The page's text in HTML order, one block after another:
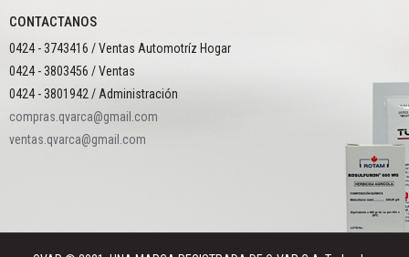
CONTACTANOS
0424 - 3743416 / Ventas Automotríz Hogar
0424 - 3803456 / Ventas
0424 - 3801942 / Administración
compras.qvarca@gmail.com
ventas.qvarca@gmail.com